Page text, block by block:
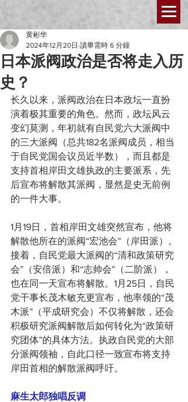
日本派阀政治是否将走入历
史？
黄彬华
2024年12月20日 讀畢需時 6 分鐘
长久以来，派阀政治在日本政坛一直扮
演着极其重要的角色。然而，政坛风云
变幻莫测，年初就有自民党六大派阀中
的三大派阀（总共182名派阀成员，相当
于自民党国会议员近半数），而且都是
支持首相岸田文雄执政的主要派系，先
后宣布将解散其派阀，显然是史无前例
的一件大事。
1月19日，首相岸田文雄突然宣布，他将
解散他所在的派阀“宏池会”（岸田派）。
接着，自民党最大派阀的“清和政策研究
会”（安倍派）和“志帅会”（二阶派），
也在同一天宣布将解散。1月25日，自民
党干事长茂木敏充更宣布，他率领的“茂
木派”（平成研究会）不仅将解散，还会
积极研究派阀解散后如何转化为“政策研
究团体”的具体方法。执政自民党的大部
分派阀领袖，自此口径一致宣布将支持
岸田首相的解散派阀呼吁。
麻生太郎独唱反调